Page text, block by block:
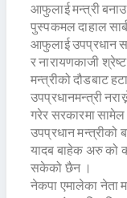
आफुलाई मन्त्री
पुस्पकमल दाहाल
आफुलाई उपप्रधान
र नारायणकाजी
मन्त्रीको दौडबाट
उपप्रधानमन्त्री
गरेर सरकारमा सामेल
उपप्रधान मन्त्रीको
यादब बाहेक अरु को
सकेको छैन ।
नेकपा एमालेका नेता